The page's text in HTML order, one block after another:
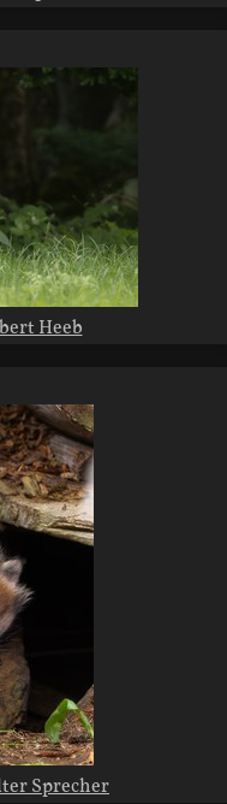
Heeb
Sprecher